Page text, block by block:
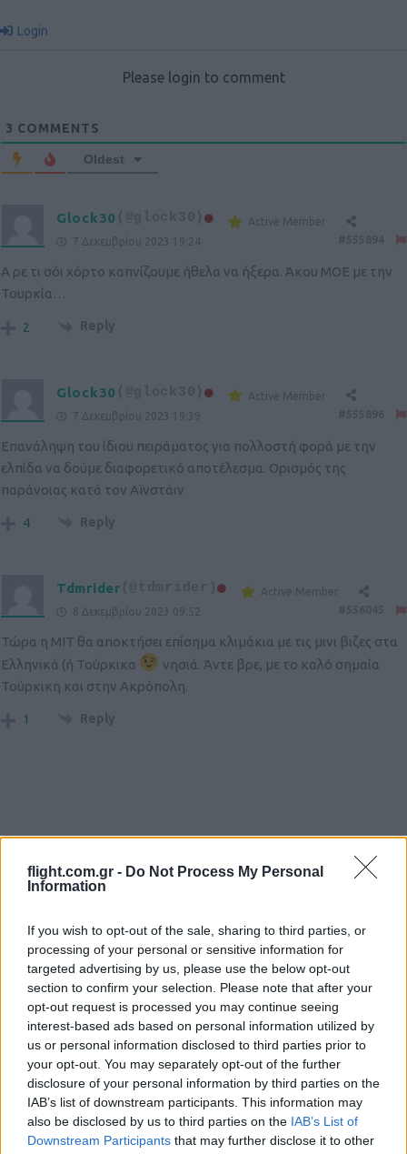
flight.com.gr - Do Not Process My Personal
Information
If you wish to opt-out of the sale, sharing to third parties, or
processing of your personal or sensitive information for
targeted advertising by us, please use the below opt-out
section to confirm your selection. Please note that after your
opt-out request is processed you may continue seeing
interest-based ads based on personal information utilized by
us or personal information disclosed to third parties prior to
your opt-out. You may separately opt-out of the further
disclosure of your personal information by third parties on the
IAB’s list of downstream participants. This information may
also be disclosed by us to third parties on the IAB’s List of
Downstream Participants that may further disclose it to other
Μη επανδρωμένα επιφανείας Magura
εξαπέλυσαν drones κατά ρωσικών
ραντάρ στην Κριμαία – βίντεο
20:20
Login
Please login to comment
3 COMMENTS
Oldest
Glock30
Active Member
7 Δεκεμβρίου 2023 19:24
Α ρε τι σόι χόρτο καπνίζουμε ήθελα να ήξερα. Άκου ΜΟΕ με την
Τουρκία…
2 Reply
Glock30
Active Member
7 Δεκεμβρίου 2023 19:39
Επανάληψη του ίδιου πειράματος για πολλοστή φορά με την
ελπίδα να δούμε διαφορετικό αποτέλεσμα. Ορισμός της
παράνοιας κατά τον Αϊνστάιν
4 Reply
Tdmrider (@tdmrider)
Active Member
8 Δεκεμβρίου 2023 09:52
Τώρα η ΜΙΤ θα αποκτήσει επίσημα κλιμάκια με τις μινι βιζες στα
Ελληνικά (ή Τούρκικα
νησιά. Άντε βρε, με το καλό σημαία
Τούρκικη και στην Ακρόπολη.
1 Reply